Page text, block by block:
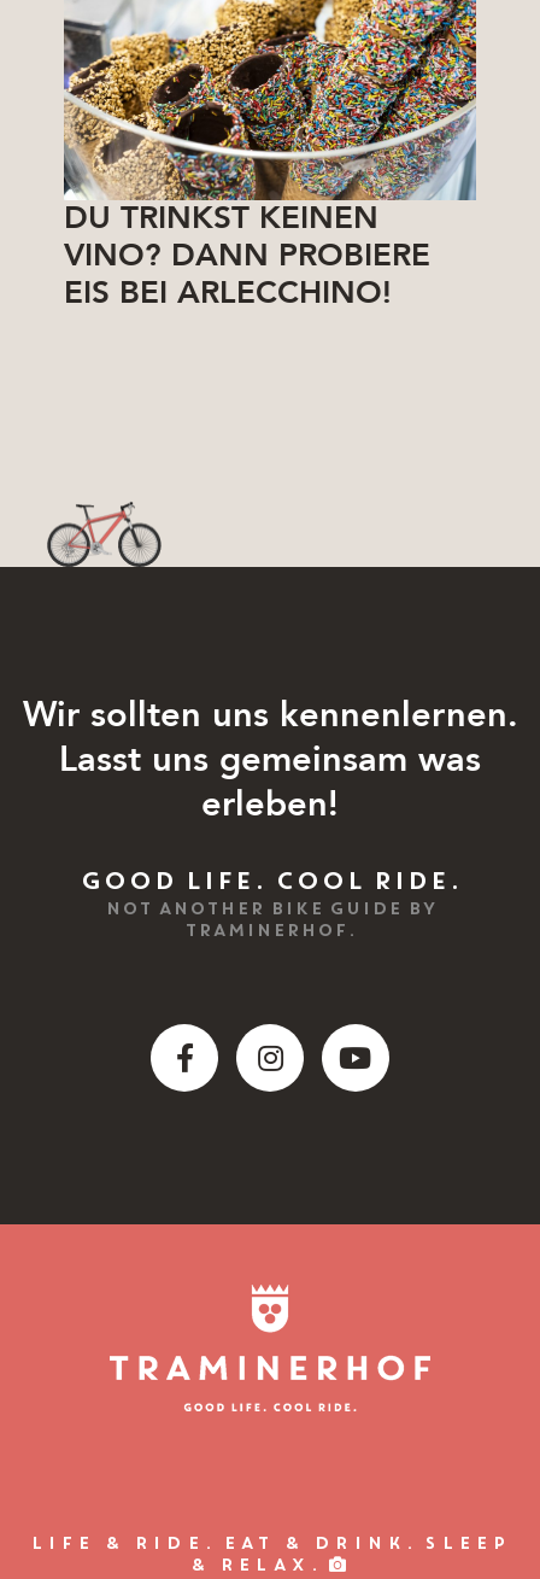
DU TRINKST KEINEN
VINO? DANN PROBIERE
EIS BEI ARLECCHINO!
Wir sollten uns kennenlernen.
Lasst uns gemeinsam was
erleben!
GOOD LIFE. COOL RIDE.
NOT ANOTHER BIKE GUIDE BY
TRAMINERHOF.
Life & ride. Eat & drink.
Sleep
& relax.